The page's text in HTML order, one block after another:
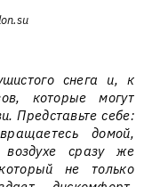
снега и, к
которые могут
Представьте себе:
домой,
сразу же
не только